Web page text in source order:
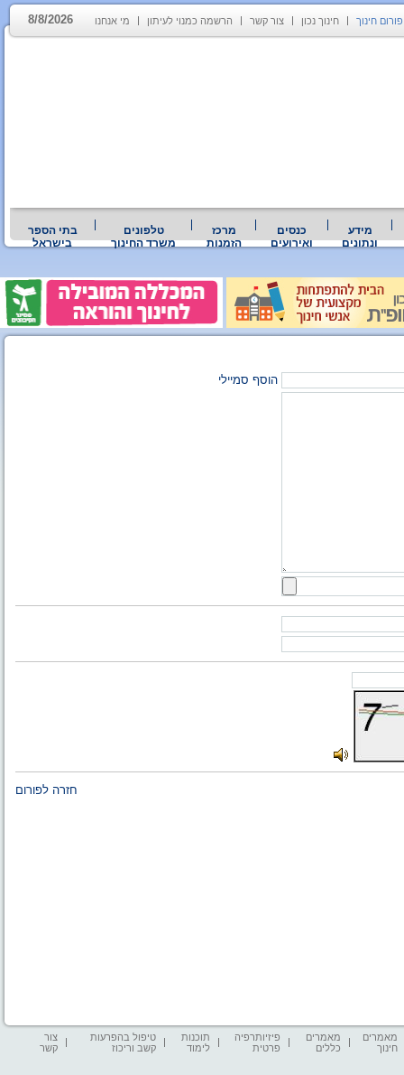
פורום חינוך חינוך נכון צור קשר הרשמה כמנוי לעיתון מי אנחנו 8/8/2026
מידע
ונתונים
כנסים
ואירועים
מרכז
הזמנות
טלפונים
משרד החינוך
בתי הספר
בישראל
הוסף סמיילי
חזרה לפורום
מאמרים
חינוך
מאמרים
כללים
פיזיותרפיה
פרטית
תוכנות
לימוד
טיפול בהפרעות
קשב וריכוז
צור
קשר